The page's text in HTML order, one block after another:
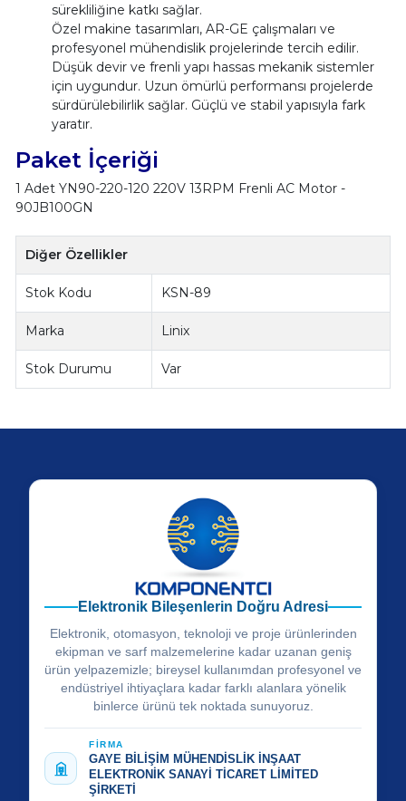
sürekliliğine katkı sağlar.
Özel makine tasarımları, AR-GE çalışmaları ve
profesyonel mühendislik projelerinde tercih edilir.
Düşük devir ve frenli yapı hassas mekanik sistemler
için uygundur. Uzun ömürlü performansı projelerde
sürdürülebilirlik sağlar. Güçlü ve stabil yapısıyla fark
yaratır.
Paket İçeriği
1 Adet YN90-220-120 220V 13RPM Frenli AC Motor -
90JB100GN
Diğer Özellikler
Stok Kodu KSN-89
Marka Linix
Stok Durumu Var
Elektronik Bileşenlerin Doğru Adresi
Elektronik, otomasyon, teknoloji ve proje ürünlerinden
ekipman ve sarf malzemelerine kadar uzanan geniş
ürün yelpazemizle; bireysel kullanımdan profesyonel ve
endüstriyel ihtiyaçlara kadar farklı alanlara yönelik
binlerce ürünü tek noktada sunuyoruz.
FİRMA
GAYE BİLİŞİM MÜHENDİSLİK İNŞAAT
ELEKTRONİK SANAYİ TİCARET LİMİTED
ŞİRKETİ